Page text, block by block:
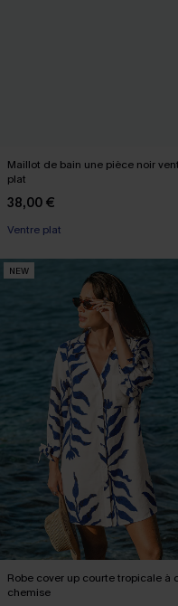
Maillot de bain une pièce noir
plat
38,00 €
Ventre plat
NEW
Robe cover up courte tropicale à
chemise